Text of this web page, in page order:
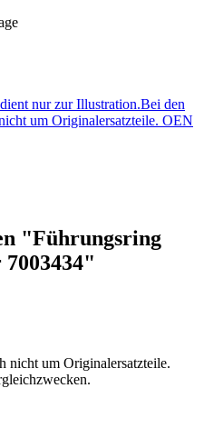
nur zur Illustration.Bei den
um Originalersatzteile. OEN
"Führungsring
nicht um Originalersatzteile.